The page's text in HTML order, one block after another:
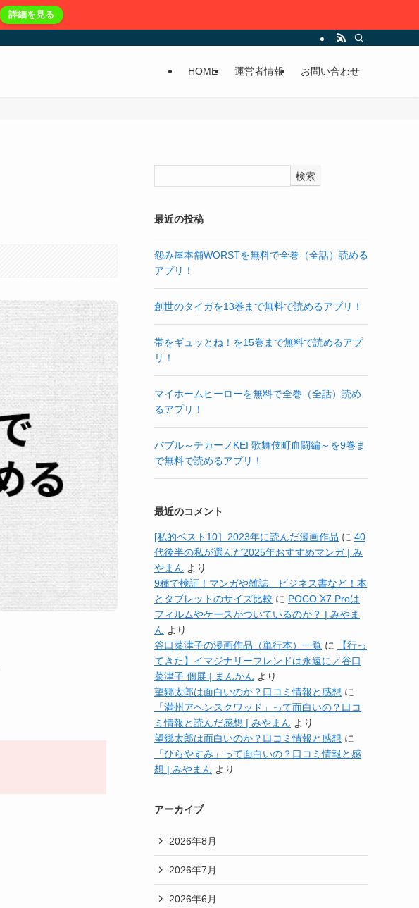
詳細を見る
HOME 運営者情報 お問い合わせ
検索
最近の投稿
怨み屋本舗WORSTを無料で全巻（全話）読める
アプリ！
創世のタイガを13巻まで無料で読めるアプリ！
帯をギュッとね！を15巻まで無料で読めるアプ
リ！
マイホームヒーローを無料で全巻（全話）読め
るアプリ！
バブル～チカーノKEI 歌舞伎町血闘編～を9巻ま
で無料で読めるアプリ！
最近のコメント
[私的ベスト10］2023年に読んだ漫画作品 に 40
代後半の私が選んだ2025年おすすめマンガ | み
やまん より
9種で検証！マンガや雑誌、ビジネス書など！本
とタブレットのサイズ比較 に POCO X7 Proは
フィルムやケースがついているのか？ | みやま
ん より
谷口菜津子の漫画作品（単行本）一覧 に
【行っ
てきた】イマジナリーフレンドは永遠に／谷口
菜津子 個展 | まんかん より
望郷太郎は面白いのか？口コミ情報と感想 に
「満州アヘンスクワッド」って面白いの？口コ
ミ情報と読んだ感想 | みやまん より
望郷太郎は面白いのか？口コミ情報と感想 に
「ひらやすみ」って面白いの？口コミ情報と感
想 | みやまん より
アーカイブ
2026年8月
2026年7月
2026年6月